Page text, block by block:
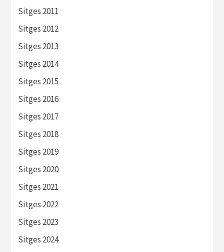
Sitges 2011
Sitges 2012
Sitges 2013
Sitges 2014
Sitges 2015
Sitges 2016
Sitges 2017
Sitges 2018
Sitges 2019
Sitges 2020
Sitges 2021
Sitges 2022
Sitges 2023
Sitges 2024